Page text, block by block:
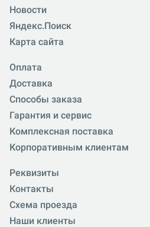
Новости
Яндекс.Поиск
Карта сайта
Оплата
Доставка
Способы заказа
Гарантия и сервис
Комплексная поставка
Корпоративным клиентам
Реквизиты
Контакты
Схема проезда
Наши клиенты